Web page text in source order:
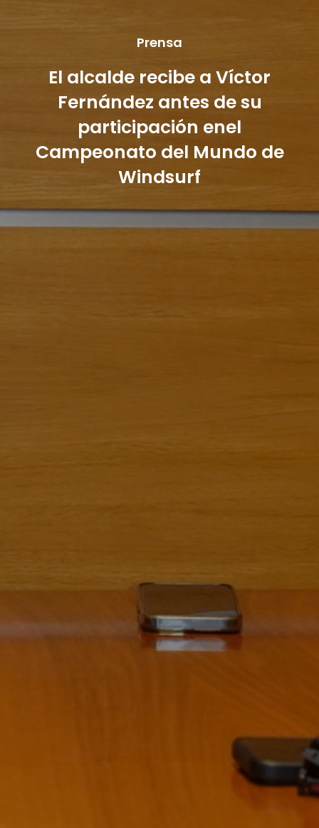
Prensa
El alcalde recibe a Víctor
Fernández antes de su
participación enel
Campeonato del Mundo de
Windsurf